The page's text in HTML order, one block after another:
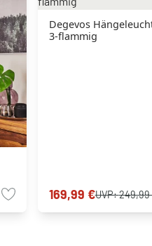
Degevos Hängeleuchte Gold,
3-flammig
169,99 €UVP:249,99